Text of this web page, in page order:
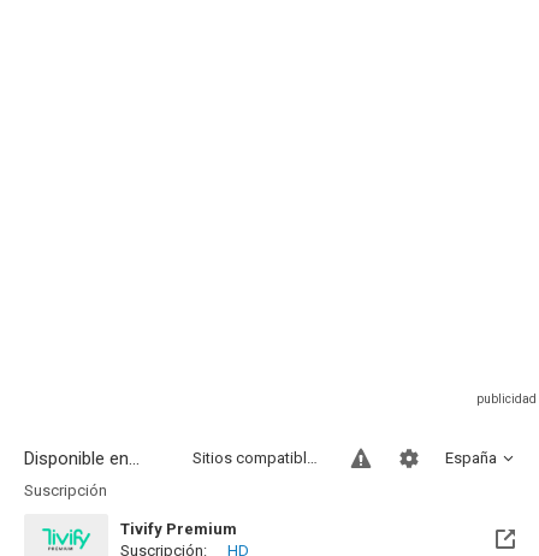
Disponible en... España
Sitios compatibles
Suscripción
Tivify Premium
Suscripción: HD